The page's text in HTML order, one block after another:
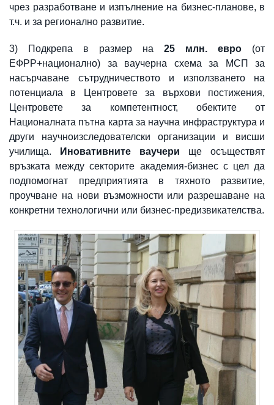
чрез разработване и изпълнение на бизнес-планове, в
т.ч. и за регионално развитие.
3) Подкрепа в размер на 25 млн. евро (от
ЕФРР+национално) за ваучерна схема за МСП за
насърчаване сътрудничеството и използването на
потенциала в Центровете за върхови постижения,
Центровете за компетентност, обектите от
Националната пътна карта за научна инфраструктура и
други научноизследователски организации и висши
училища.
Иновативните ваучери ще осъществят
връзката между секторите академия-бизнес с цел да
подпомогнат предприятията в тяхното развитие,
проучване на нови възможности или разрешаване на
конкретни технологични или бизнес-предизвикателства.